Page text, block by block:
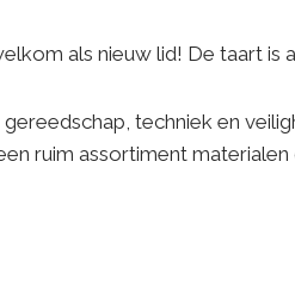
als nieuw lid! De taart is
techniek en
ruim assortiment